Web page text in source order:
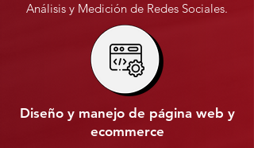
Análisis y Medición de Redes Sociales.
Diseño y manejo de página web y
ecommerce